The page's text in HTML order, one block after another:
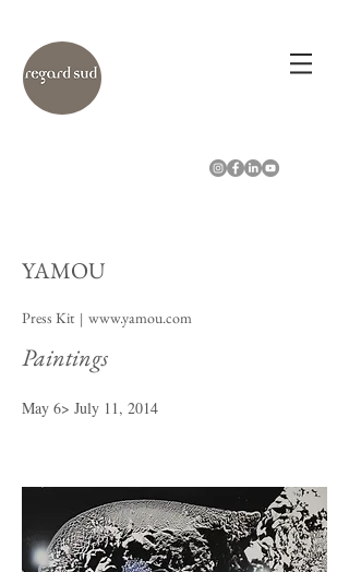
YAMOU
Press Kit | www.yamou.com
Paintings
May 6> July 11, 2014